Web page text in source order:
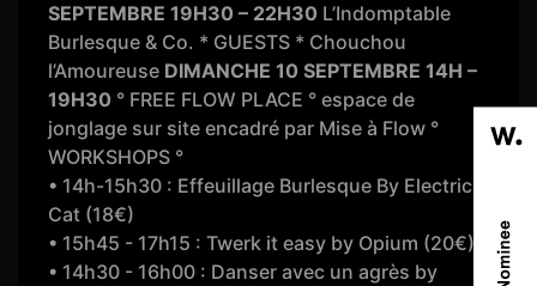
SEPTEMBRE 19H30 – 22H30 L’Indomptable
Burlesque & Co. * GUESTS * Chouchou
l’Amoureuse DIMANCHE 10 SEPTEMBRE 14H –
19H30 ° FREE FLOW PLACE ° espace de
jonglage sur site encadré par Mise à Flow °
WORKSHOPS °
• 14h-15h30 : Effeuillage Burlesque By Electrick
Cat (18€)
• 15h45 - 17h15 : Twerk it easy by Opium (20€)
• 14h30 - 16h00 : Danser avec un agrès by